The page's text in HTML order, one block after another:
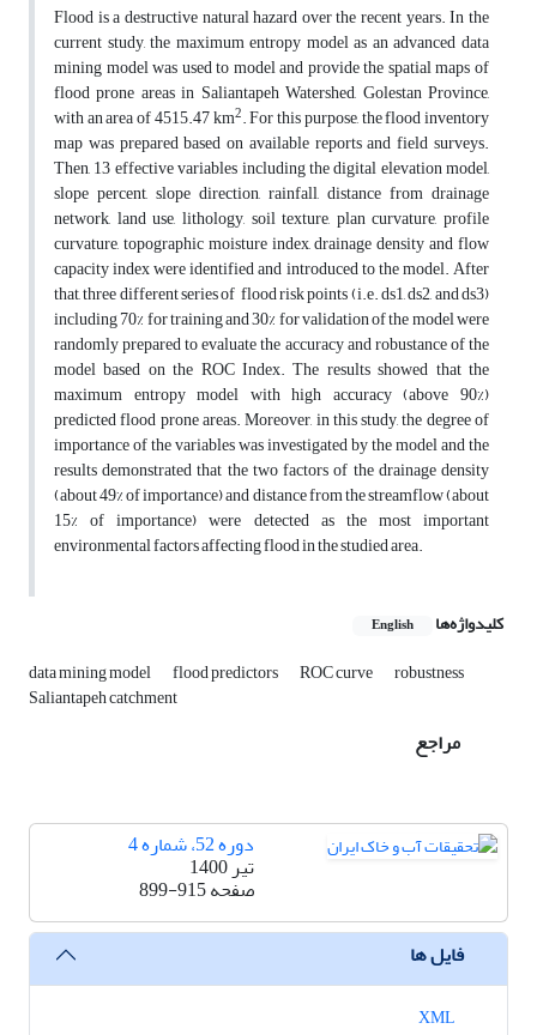
Flood is a destructive natural hazard over the recent years. In the
current study, the maximum entropy model as an advanced data
mining model was used to model and provide the spatial maps of
flood prone areas in Saliantapeh Watershed, Golestan Province,
with an area of 4515.47 km2. For this purpose, the flood inventory
map was prepared based on available reports and field surveys.
Then, 13 effective variables including the digital elevation model,
slope percent, slope direction, rainfall, distance from drainage
network, land use, lithology, soil texture, plan curvature, profile
curvature, topographic moisture index, drainage density and flow
capacity index were identified and introduced to the model. After
that, three different series of flood risk points (i.e. ds1, ds2, and ds3)
including 70% for training and 30% for validation of the model were
randomly prepared to evaluate the accuracy and robustance of the
model based on the ROC Index. The results showed that the
maximum entropy model with high accuracy (above 90%)
predicted flood prone areas. Moreover, in this study, the degree of
importance of the variables was investigated by the model and the
results demonstrated that the two factors of the drainage density
(about 49% of importance) and distance from the streamflow (about
15% of importance) were detected as the most important
environmental factors affecting flood in the studied area.
کلیدواژه‌ها English
data mining model flood predictors ROC curve robustness
Saliantapeh catchment
مراجع
دوره 52، شماره 4
تیر 1400
صفحه899-915
فایل ها